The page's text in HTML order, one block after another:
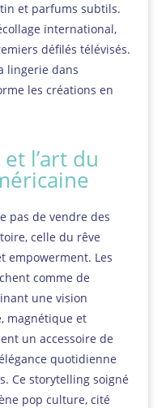
et parfums subtils.
international,
défilés télévisés.
lingerie dans
les créations en
l’art du
pas de vendre des
celle du rêve
empowerment. Les
comme de
une vision
magnétique et
un accessoire de
quotidienne
Ce storytelling soigné
pop culture, cité